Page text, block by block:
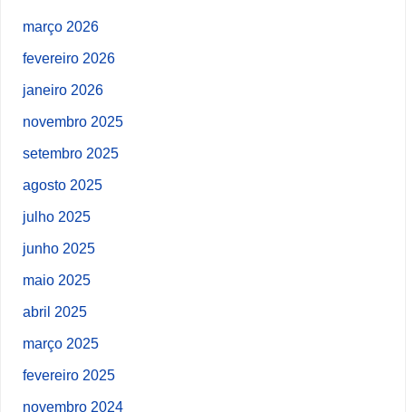
março 2026
fevereiro 2026
janeiro 2026
novembro 2025
setembro 2025
agosto 2025
julho 2025
junho 2025
maio 2025
abril 2025
março 2025
fevereiro 2025
novembro 2024